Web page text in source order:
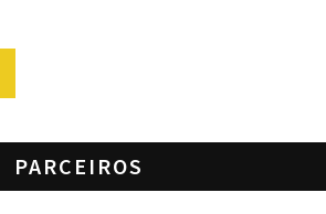
PARCEIROS